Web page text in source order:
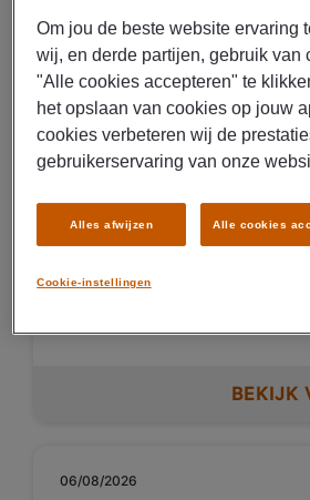
Forklift Operator 3
Houten
€ 15,00 - € 16,00 Per uur
Utrecht
Fulltime
MBO
BEKIJK
06/08/2026
Om jou de beste website ervaring
wij, en derde partijen, gebruik van
"Alle cookies accepteren" te
het opslaan van cookies op jouw
cookies verbeteren wij de
gebruikerservaring van onze
Cookie-instellingen
Alles afwijzen Alle cookies